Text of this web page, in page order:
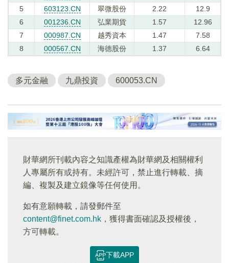
5
603123.CN 翠微股份 2.22
12.9
6
001236.CN 弘業期貨 1.57
12.96
7
000987.CN 越秀資本 1.47
7.58
8
000567.CN 海德股份 1.37 6.64
多元金融 九鼎投資 600053.CN
財華網所刊載內容之知識產權為財華網及相關權利
人專屬所有或持有。未經許可，禁止進行轉載、摘
編、複製及建立鏡像等任何使用。
如有意願轉載，請發郵件至
content@finet.com.hk ，獲得書面確認及授權後，
方可轉載。
下載APP